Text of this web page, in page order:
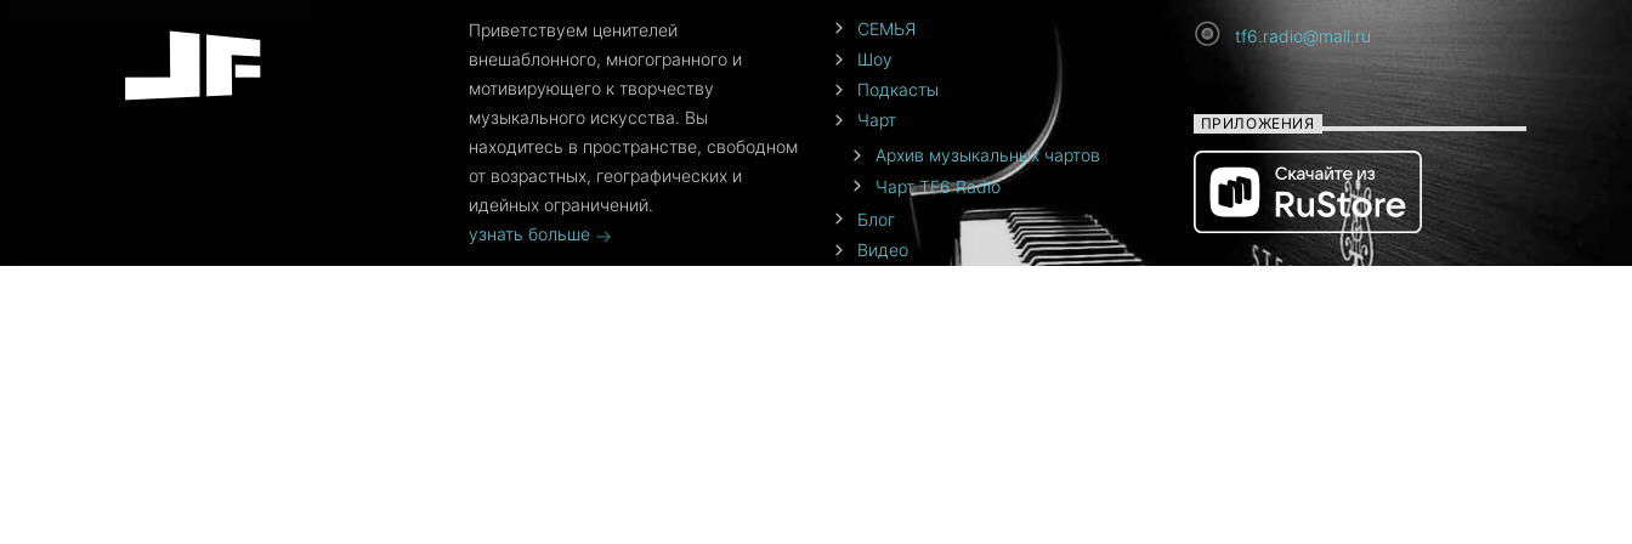
Приветствуем ценителей
внешаблонного, многогранного и
мотивирующего к творчеству
музыкального искусства. Вы
находитесь в пространстве, свободном
от возрастных, географических и
идейных ограничений.
узнать больше
СЕМЬЯ
Шоу
Подкасты
Чарт
Архив музыкальных чартов
Чарт TF6 Radio
Блог
Видео
tf6.radio@mail.ru
ПРИЛОЖЕНИЯ